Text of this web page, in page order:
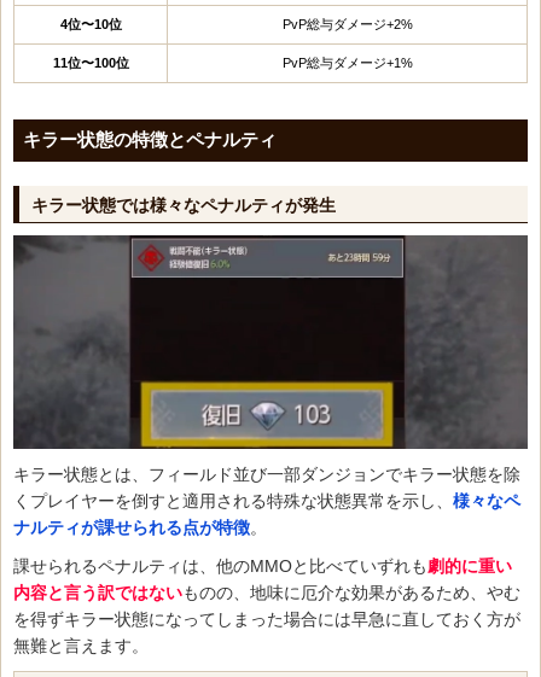
4位〜10位 PvP総与ダメージ+2%
11位〜100位 PvP総与ダメージ+1%
キラー状態の特徴とペナルティ
キラー状態では様々なペナルティが発生
キラー状態とは、フィールド並び一部ダンジョンでキラー状態を除
くプレイヤーを倒すと適用される特殊な状態異常を示し、 様々なペ
ナルティが課せられる点が特徴。
課せられるペナルティは、他のMMOと比べていずれも劇的に重い
内容と言う訳ではないものの、地味に厄介な効果があるため、やむ
を得ずキラー状態になってしまった場合には早急に直しておく方が
無難と言えます。